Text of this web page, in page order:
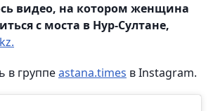
видео, на котором женщина
с моста в Нур-Султане,
в группеastana.times в Instagram.